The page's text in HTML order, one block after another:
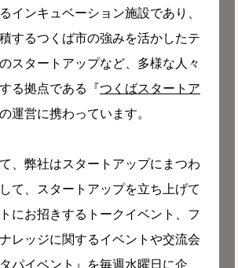
インキュベーション施設であり、
するつくば市の強みを活かしたテ
スタートアップなど、多様な人々
る拠点である『つくばスタートア
運営に携わっています。
、弊社はスタートアップにまつわ
て、スタートアップを立ち上げて
にお招きするトークイベント、フ
レッジに関するイベントや交流会
パイベント 』を毎週水曜日に企